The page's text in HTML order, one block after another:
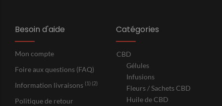
Besoin d'aide
Mon compte
Foire aux questions (FAQ)
Information livraisons (1) (2)
Politique de retour
Catégories
CBD
Gélules
Infusions
Fleurs / Sachets CBD
Huile de CBD